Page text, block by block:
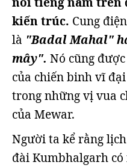
kiến trúc. Cung
là "Badal Mahal"
mây". Nó cũng
của chiến binh vĩ
trong những vị vua
của Mewar.
Người ta kể rằng
đài Kumbhalgarh